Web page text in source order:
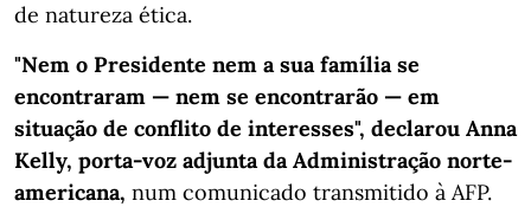
de natureza ética.
"Nem o Presidente nem a sua família se
encontraram — nem se encontrarão — em
situação de conflito de interesses", declarou Anna
Kelly, porta-voz adjunta da Administração norte-
americana, num comunicado transmitido à AFP.